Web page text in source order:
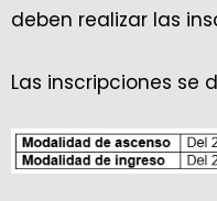
deben realizar las
Las inscripciones se